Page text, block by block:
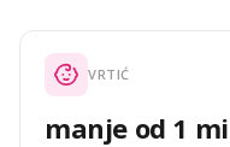
VRTIĆ
manje od 1